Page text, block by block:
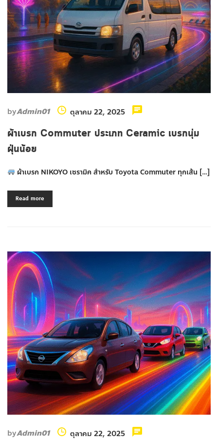
byAdmin01 ตุลาคม 22, 2025
ผ้าเบรก Commuter ประเภท Ceramic เบรกนุ่ม
ฝุ่นน้อย
ผ้าเบรก NIKOYO เซรามิค สำหรับ Toyota Commuter ทุกเส้น […]
Read more
byAdmin01 ตุลาคม 22, 2025